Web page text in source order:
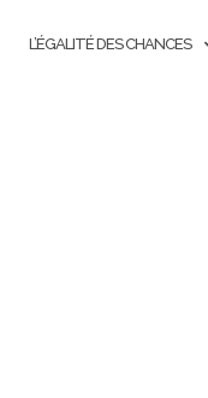
L’ÉGALITÉ DES CHANCES